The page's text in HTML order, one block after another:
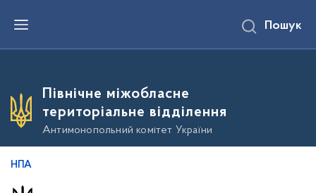
е
о
о
в
Пошук
Північне міжобласне
територіальне відділення
Антимонопольний комітет України
НПА